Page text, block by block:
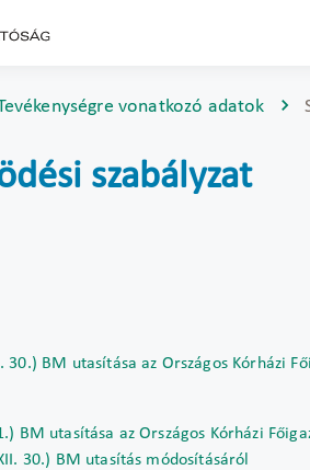
vonatkozó adatok
szabályzat
BM utasítása az Országos Kórházi
BM utasítása az Országos Kórházi
30.) BM utasítás módosításáról